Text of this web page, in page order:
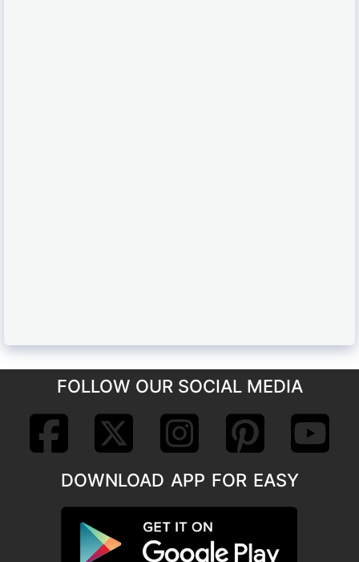
FOLLOW OUR SOCIAL MEDIA
DOWNLOAD APP FOR EASY